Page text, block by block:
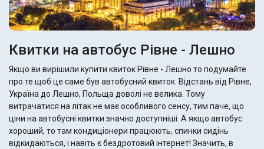
Квитки на автобус Рівне - Лешно
Якщо ви вирішили купити квиток Рівне - Лешно то подумайте
про те щоб це саме був автобусний квиток. Відстань від Рівне,
Україна до Лешно, Польща доволі не велика. Тому
витрачатися на літак не має особливого сенсу, тим паче, що
ціни на автобусні квитки значно доступніші. А якщо автобус
хороший, то там кондиціонери працюють, спинки сидінь
відкидаються, і навіть є бездротовий інтернет! Значить, в